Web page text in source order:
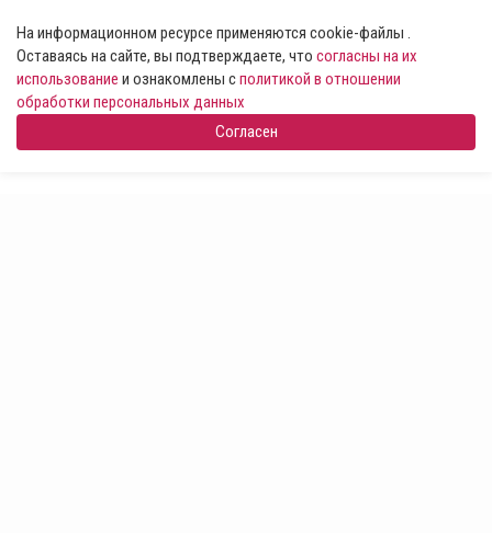
На информационном ресурсе применяются cookie-файлы .
Оставаясь на сайте, вы подтверждаете, что согласны на их
использование и ознакомлены сполитикой в отношении
обработки персональных данных
Согласен